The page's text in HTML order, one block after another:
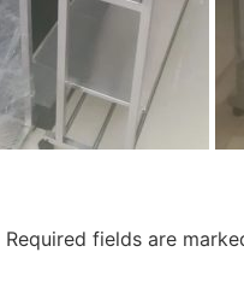
Required fields are